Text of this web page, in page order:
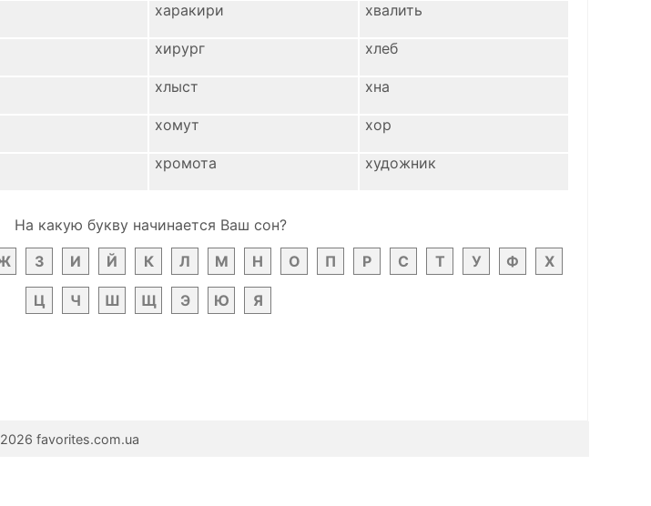
харакири хвалить
хирург хлеб
хлыст хна
хомут хор
хромота художник
На какую букву начинается Ваш сон?
З И Й К Л М Н О П Р С Т У Ф Х
Ц Ч Ш Щ Э Ю Я
favorites.com.ua